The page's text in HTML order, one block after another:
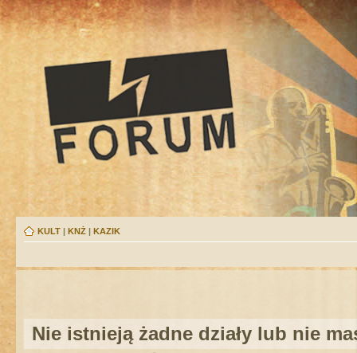
KULT | KNŻ | KAZIK
Nie istnieją żadne działy lub nie